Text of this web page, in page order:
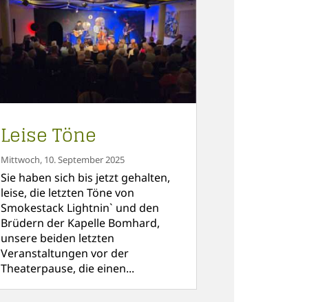
Leise Töne
Mittwoch, 10. September 2025
Sie haben sich bis jetzt gehalten,
leise, die letzten Töne von
Smokestack Lightnin` und den
Brüdern der Kapelle Bomhard,
unsere beiden letzten
Veranstaltungen vor der
Theaterpause, die einen...